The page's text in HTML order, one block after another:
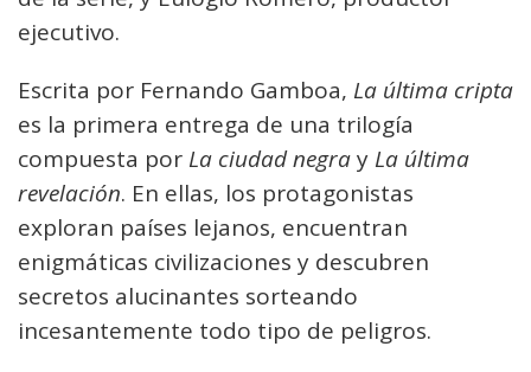
ejecutivo.
Escrita por Fernando Gamboa, La última cripta
es la primera entrega de una trilogía
compuesta por La ciudad negray La última
revelación. En ellas, los protagonistas
exploran países lejanos, encuentran
enigmáticas civilizaciones y descubren
secretos alucinantes sorteando
incesantemente todo tipo de peligros.